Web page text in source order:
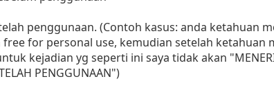
penggunaan. (Contoh kasus: anda ketahuan
for personal use, kemudian setelah ketahuan
kejadian yg seperti ini saya tidak akan
PENGGUNAAN")